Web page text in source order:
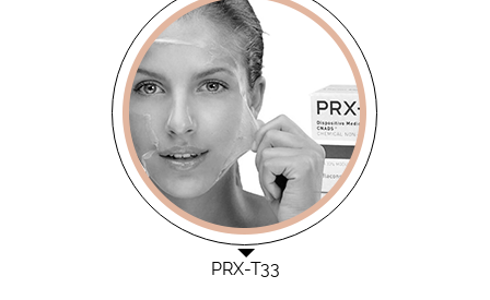
PRX-T33